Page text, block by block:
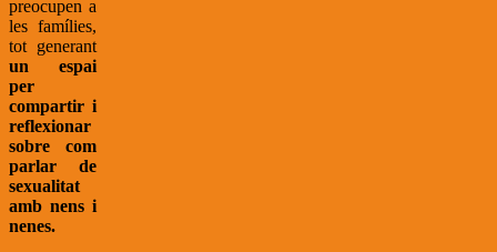
preocupen a
les famílies,
tot generant
un espai
per
compartir i
reflexionar
sobre com
parlar de
sexualitat
amb nens i
nenes.